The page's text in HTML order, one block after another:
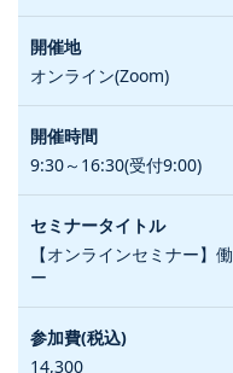
オンライン(Zoom)
9:30～16:30(受付9:00)
【オンラインセミナー】
ー
14,300